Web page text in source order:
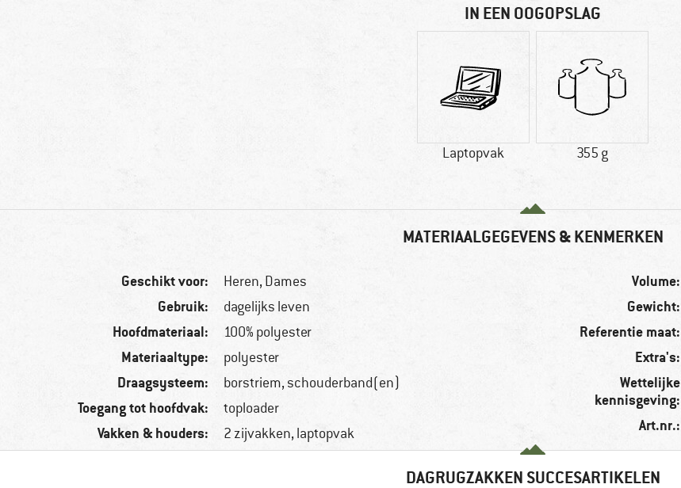
IN EEN OOGOPSLAG
Laptopvak 355 g
MATERIAALGEGEVENS & KENMERKEN
Geschikt voor: Heren, Dames
Gebruik: dagelijks leven
Hoofdmateriaal: 100% polyester
Materiaaltype: polyester
Draagsysteem: borstriem, schouderband(en)
Toegang tot hoofdvak: toploader
Vakken & houders: 2 zijvakken, laptopvak
Volume:
Gewicht:
Referentie maat:
Extra's:
Wettelijke
kennisgeving:
Art.nr.:
DAGRUGZAKKEN SUCCESARTIKELEN